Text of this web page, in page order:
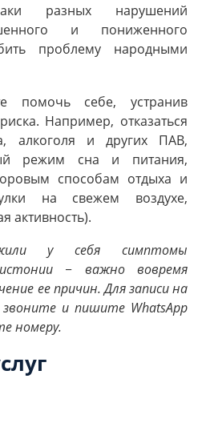
разных нарушений
и пониженного
проблему народными
помочь себе, устранив
Например, отказаться
алкоголя и других ПАВ,
режим сна и питания,
способам отдыха и
на свежем воздухе,
активность).
у себя симптомы
− важно вовремя
ее причин. Для записи на
и пишите WhatsApp
номеру.